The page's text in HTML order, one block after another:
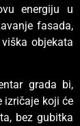
energiju u
fasada,
objekata
grada bi,
izričaje koji će
bez gubitka